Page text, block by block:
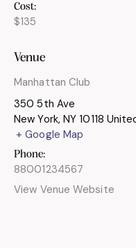
Cost:
$135
Venue
Manhattan Club
350 5th Ave
New York, NY 10118
+ Google Map
Phone:
88001234567
View Venue Website